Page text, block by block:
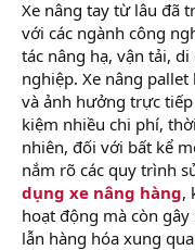
r
t
e
r
Xe nâng tay từ lâu đã
với các ngành công
tác nâng hạ, vận tải,
nghiệp. Xe nâng
và ảnh hưởng trực
kiệm nhiều chi phí,
nhiên, đối với bất kể
nắm rõ các quy trình
dụng xe nâng hàng,
hoạt động mà còn
lẫn hàng hóa xung